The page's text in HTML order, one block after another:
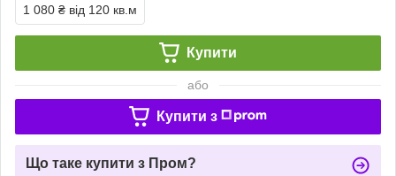
1 080 ₴ від 120 кв.м
Купити
або
Купити з
Що таке купити з Пром?